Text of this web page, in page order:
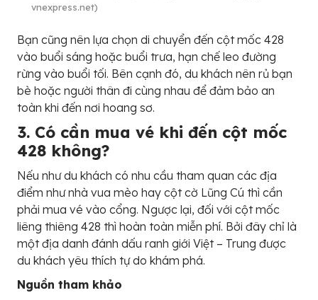
vnexpress.net)
Bạn cũng nên lựa chọn di chuyển đến cột mốc 428
vào buổi sáng hoặc buổi trưa, hạn chế leo đường
rừng vào buổi tối. Bên cạnh đó, du khách nên rủ bạn
bè hoặc người thân đi cùng nhau để đảm bảo an
toàn khi đến nơi hoang sơ.
3. Có cần mua vé khi đến cột mốc
428 không?
Nếu như du khách có nhu cầu tham quan các địa
điểm như nhà vua mèo hay cột cờ Lũng Cú thì cần
phải mua vé vào cổng. Ngược lại, đối với cột mốc
liêng thiêng 428 thì hoàn toàn miễn phí. Bởi đây chỉ là
một địa danh đánh dấu ranh giới Việt – Trung được
du khách yêu thích tự do khám phá.
Nguồn tham khảo